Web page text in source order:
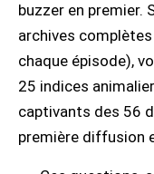
buzzer en premier.
archives
chaque épisode),
25 indices
captivants des 56
première diffusion